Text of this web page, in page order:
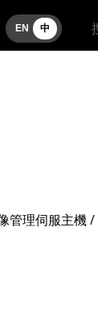
EN 中
管理伺服主機/